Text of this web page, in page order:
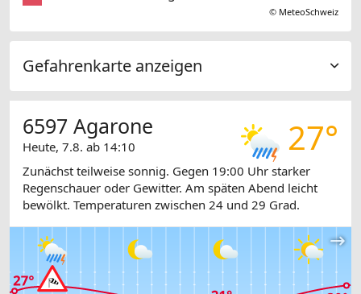
© MeteoSchweiz
Gefahrenkarte anzeigen
27°
6597 Agarone
Heute, 7.8. ab 14:10
Zunächst teilweise sonnig. Gegen 19:00 Uhr starker
Regenschauer oder Gewitter. Am späten Abend leicht
bewölkt. Temperaturen zwischen 24 und 29 Grad.